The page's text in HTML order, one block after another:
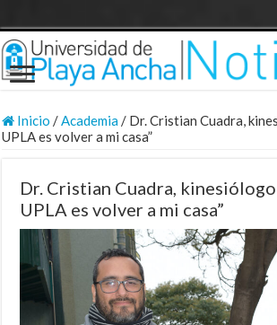
Inicio /Academia/ Dr. Cristian Cuadra,
UPLA es volver a mi casa”
Dr. Cristian Cuadra,
UPLA es volver a mi casa”